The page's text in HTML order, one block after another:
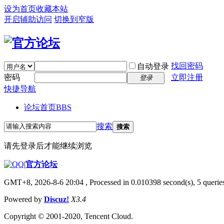
设为首页收藏本站
开启辅助访问 切换到窄版
自动登录 找回密码
密码
登录
立即注册
快捷导航
论坛首页BBS
搜索 搜索
请先登录后才能继续浏览
|官方论坛
GMT+8, 2026-8-6 20:04 , Processed in 0.010398 second(s), 5
Powered by Discuz! X3.4
Copyright © 2001-2020, Tencent Cloud.